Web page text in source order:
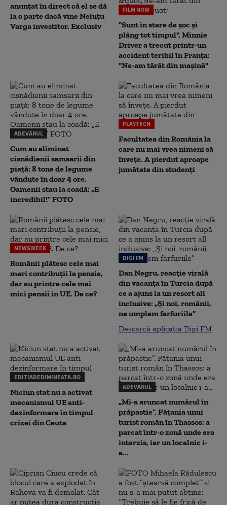
anunțat în direct că el se dă
la o parte dacă vine Neluțu
Varga investitor. Exclusiv
FILM NOW
"Sunt în stare de șoc și
plâng tot timpul". Minnie
Driver a trecut printr-un
accident teribil în Franța:
"Ne-am târât din mașină"
ADEVĂRUL
Cum au eliminat
cisnădienii samsarii din
piață: 8 tone de legume
vândute în doar 4 ore.
Oamenii stau la coadă: „E
incredibil!” FOTO
PLAYTECH
Facultatea din România la
care nu mai vrea nimeni să
înveţe. A pierdut aproape
jumătate din studenţi
NEWSWEEK
Românii plătesc cele mai
mari contribuții la pensie,
dar au printre cele mai
mici pensii în UE. De ce?
DIGI FM
Dan Negru, reacție virală
din vacanța în Turcia după
ce a ajuns la un resort all
inclusive: „Și noi, românii,
ne umplem farfuriile”
Descarcă aplicația Digi FM
EDITIADEDIMINEATA.RO
Niciun stat nu a activat
mecanismul UE anti-
dezinformare în timpul
crizei din Ceuta
ADEVARUL
„Mi-a aruncat numărul în
prăpastie”. Pățania unui
turist român în Thassos: a
parcat într-o zonă unde era
interzis, iar un localnic i-
a...